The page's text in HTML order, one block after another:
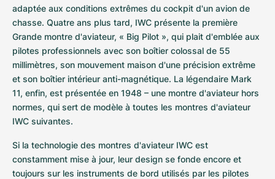
adaptée aux conditions extrêmes du cockpit d'un avion de
chasse. Quatre ans plus tard, IWC présente la première
Grande montre d'aviateur, « Big Pilot », qui plait d'emblée aux
pilotes professionnels avec son boîtier colossal de 55
millimètres, son mouvement maison d'une précision extrême
et son boîtier intérieur anti-magnétique. La légendaire Mark
11, enfin, est présentée en 1948 – une montre d'aviateur hors
normes, qui sert de modèle à toutes les montres d'aviateur
IWC suivantes.
Si la technologie des montres d'aviateur IWC est
constamment mise à jour, leur design se fonde encore et
toujours sur les instruments de bord utilisés par les pilotes